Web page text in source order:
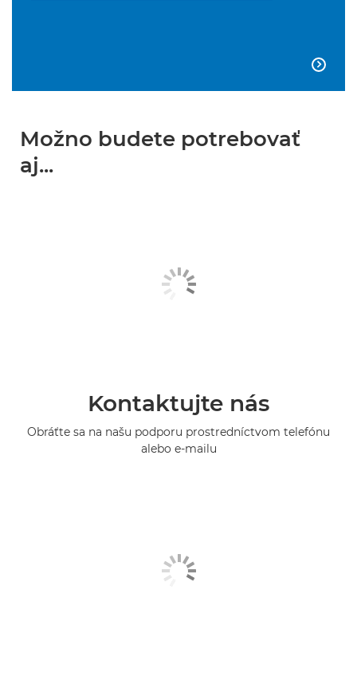

Možno budete potrebovať
aj...
Kontaktujte nás
Obráťte sa na našu podporu prostredníctvom telefónu
alebo e-mailu